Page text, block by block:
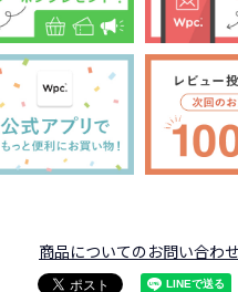
商品についてのお問い合わせ